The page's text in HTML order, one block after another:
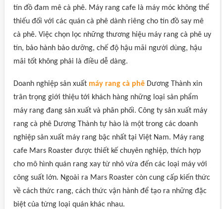
tín đồ đam mê cà phê. Máy rang cafe là máy móc không thể
thiếu đối với các quán cà phê dành riêng cho tín đồ say mê
cà phê. Việc chọn lọc những thương hiệu máy rang cà phê uy
tín, bảo hành bảo dưỡng, chế độ hậu mãi người dùng, hậu
mãi tốt không phải là điều dễ dàng.
Doanh nghiệp sản xuất máy rang cà phê Dương Thành xin
trân trọng giới thiệu tới khách hàng những loại sản phẩm
máy rang đang sản xuất và phân phối. Công ty sản xuất máy
rang cà phê Dương Thành tự hào là một trong các doanh
nghiệp sản xuất máy rang bậc nhất tại Việt Nam. Máy rang
cafe Mars Roaster được thiết kế chuyên nghiệp, thích hợp
cho mô hình quán rang xay từ nhỏ vừa đến các loại máy với
công suất lớn. Ngoài ra Mars Roaster còn cung cấp kiến thức
về cách thức rang, cách thức vận hành để tạo ra những đặc
biệt của từng loại quán khác nhau.